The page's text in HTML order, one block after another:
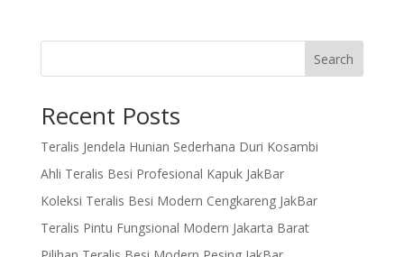
Search
Recent Posts
Teralis Jendela Hunian Sederhana Duri Kosambi
Ahli Teralis Besi Profesional Kapuk JakBar
Koleksi Teralis Besi Modern Cengkareng JakBar
Teralis Pintu Fungsional Modern Jakarta Barat